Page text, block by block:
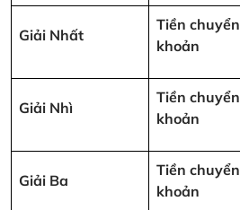
Giải Nhất
Tiền chuyển
khoản
Giải Nhì
Tiền chuyển
khoản
Giải Ba
Tiền chuyển
khoản